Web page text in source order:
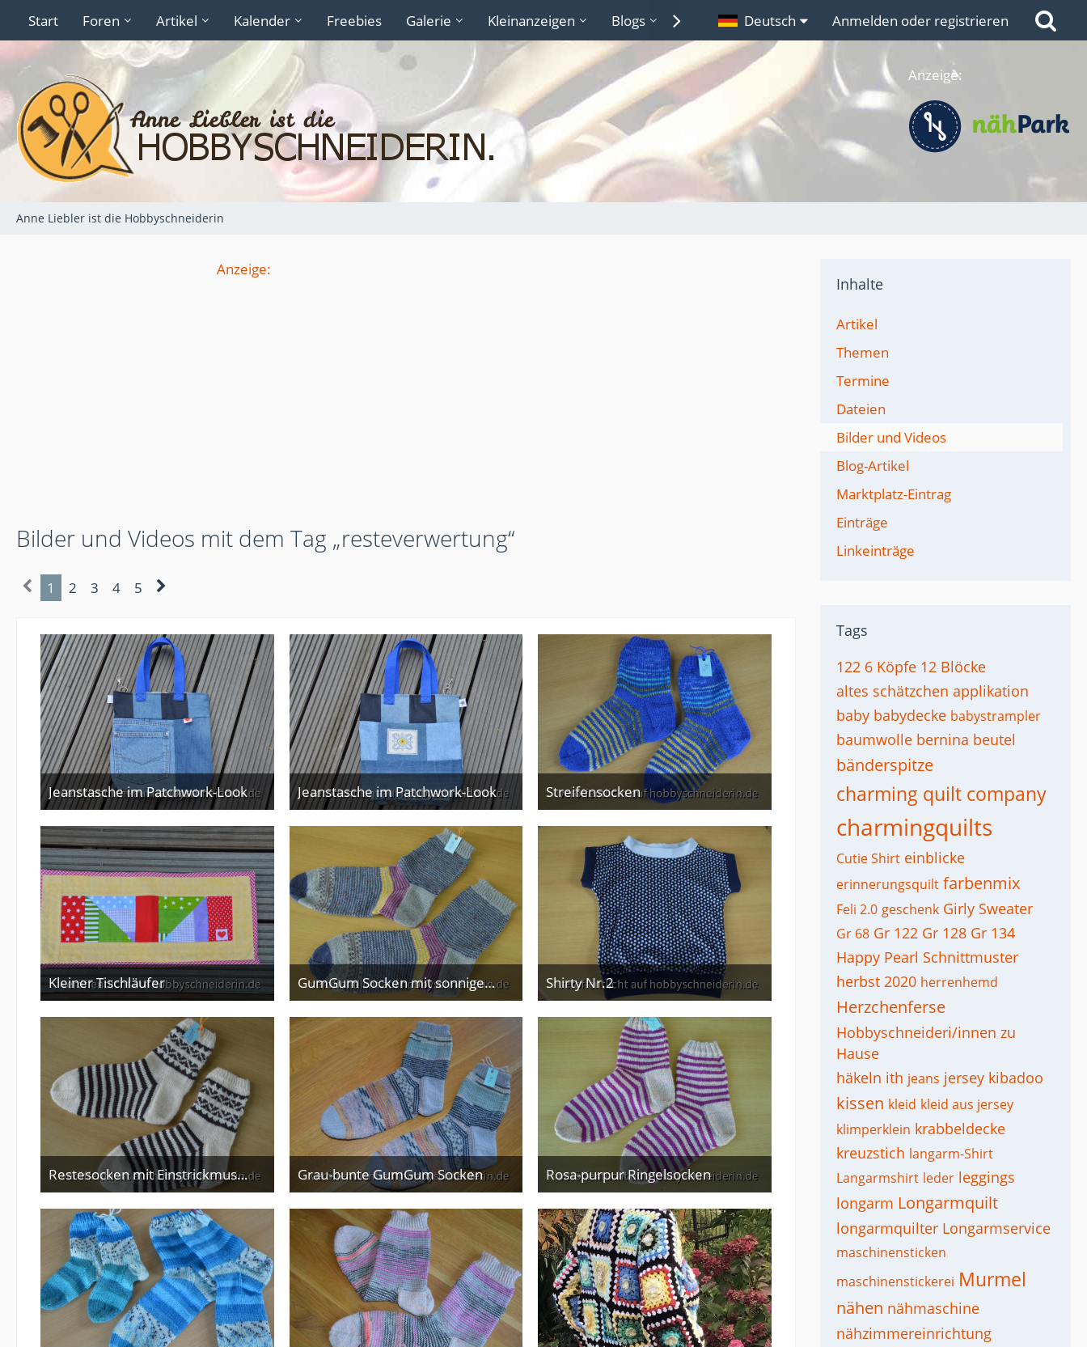
Start Foren Artikel Kalender Freebies Galerie Kleinanzeigen Blogs Lexikon Links
Deutsch Anmelden oder registrieren
Anzeige:
Anne Liebler ist die Hobbyschneiderin
Anzeige:
Bilder und Videos mit dem Tag „resteverwertung“
1 2 3 4 5
Jeanstasche im Patchwork-Look
2. Juli 2026
Jeanstasche im Patchwork-Look
2. Juli 2026
Streifensocken
17. Juni 2026
Kleiner Tischläufer
5. Juni 2026
GumGum Socken mit sonnigem Blickfang
1. Juni 2026
Shirty Nr.2
19. Mai 2026
Restesocken mit Einstrickmuster
10. Mai 2026
Grau-bunte GumGum Socken
18. März 2026
Rosa-purpur Ringelsocken
3. März 2026
Inhalte
Artikel
Themen
Termine
Dateien
Bilder und Videos
Blog-Artikel
Marktplatz-Eintrag
Einträge
Linkeinträge
Tags
122 6 Köpfe 12 Blöcke
altes schätzchen applikation
baby babydecke babystrampler
baumwolle bernina beutel
bänderspitze
charming quilt company
charmingquilts
Cutie Shirt einblicke
erinnerungsquilt farbenmix
Feli 2.0 geschenk Girly Sweater
Gr 68 Gr 122 Gr 128 Gr 134
Happy Pearl Schnittmuster
herbst 2020 herrenhemd
Herzchenferse
Hobbyschneideri/innen zu
Hause
häkeln ith jeans jersey kibadoo
kissen kleid kleid aus jersey
klimperklein krabbeldecke
kreuzstich langarm-Shirt
Langarmshirt leder leggings
longarm Longarmquilt
longarmquilter Longarmservice
maschinensticken
maschinenstickerei Murmel
nähen nähmaschine
nähzimmereinrichtung